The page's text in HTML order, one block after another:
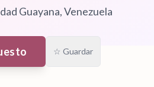
Guayana, Venezuela
☆ Guardar